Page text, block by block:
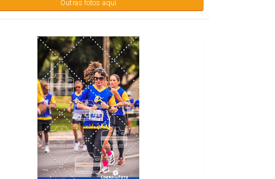
Outras fotos aqui